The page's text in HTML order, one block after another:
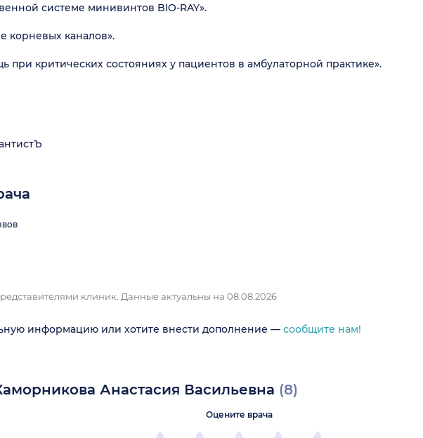
системе минивинтов BIO-RAY».
корневых каналов».
критических состояниях у пациентов в амбулаторной практике».
клиник. Данные актуальны на 08.08.2026
информацию или хотите внести дополнение — сообщите нам!
Анастасия Васильевна (8)
Оцените врача